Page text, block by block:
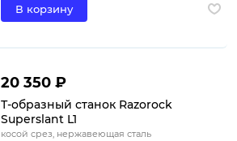
В корзину
20 350 ₽
Т-образный станок Razorock
Superslant L1
косой срез, нержавеющая сталь